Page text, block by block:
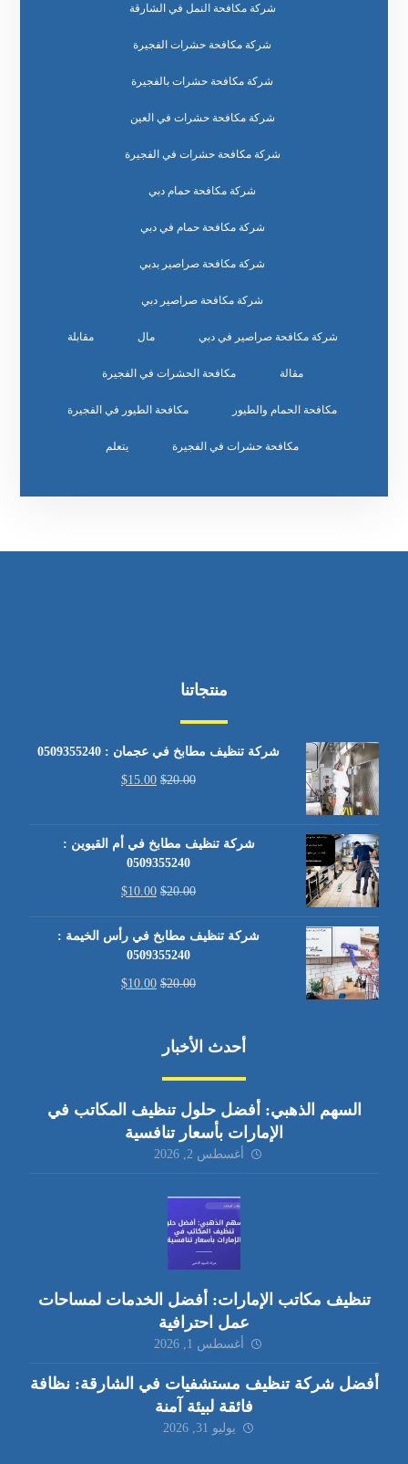
شركة مكافحة النمل في الشارقة
شركة مكافحة حشرات الفجيرة
شركة مكافحة حشرات بالفجيرة
شركة مكافحة حشرات في العين
شركة مكافحة حشرات في الفجيرة
شركة مكافحة حمام دبي
شركة مكافحة حمام في دبي
شركة مكافحة صراصير بدبي
شركة مكافحة صراصير دبي
شركة مكافحة صراصير في دبي مال مقابلة
مقالة مكافحة الحشرات في الفجيرة
مكافحة الحمام والطيور مكافحة الطيور في الفجيرة
مكافحة حشرات في الفجيرة يتعلم
منتجاتنا
شركة تنظيف مطابخ في عجمان : 0509355240
$20.00
$15.00
شركة تنظيف مطابخ في أم القيوين :
0509355240
$20.00
$10.00
شركة تنظيف مطابخ في رأس الخيمة :
0509355240
$20.00
$10.00
أحدث الأخبار
السهم الذهبي: أفضل حلول تنظيف المكاتب في
الإمارات بأسعار تنافسية
أغسطس 2, 2026
تنظيف مكاتب الإمارات: أفضل الخدمات لمساحات
عمل احترافية
أغسطس 1, 2026
أفضل شركة تنظيف مستشفيات في الشارقة: نظافة
فائقة لبيئة آمنة
يوليو 31, 2026